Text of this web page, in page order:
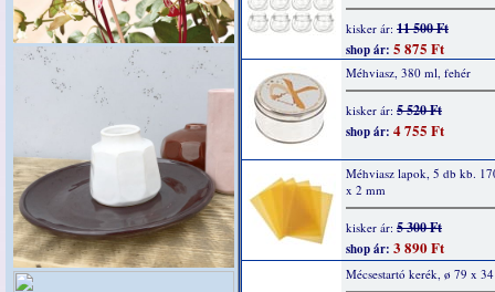
kisker ár: 11 500 Ft
shop ár: 5 875 Ft
Méhviasz, 380 ml, fehér
kisker ár: 5 520 Ft
shop ár: 4 755 Ft
Méhviasz lapok, 5 db kb.
x 2 mm
kisker ár: 5 300 Ft
shop ár: 3 890 Ft
Mécsestartó kerék, ø 79 x